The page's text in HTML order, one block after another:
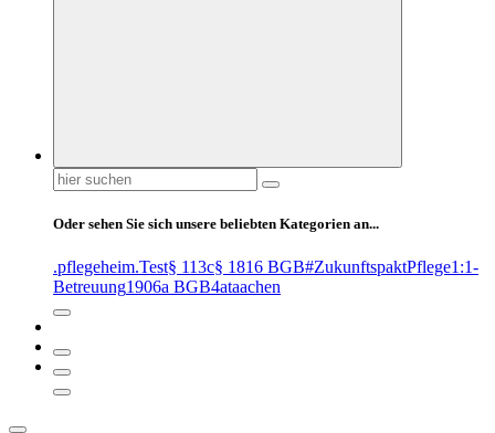
Suchen
nach:
Oder sehen Sie sich unsere beliebten Kategorien an...
.pflegeheim.Test§ 113c§ 1816 BGB#ZukunftspaktPflege1:1-
Betreuung1906a BGB4ataachen